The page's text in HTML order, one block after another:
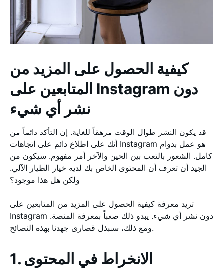
كيفية الحصول على المزيد من
المتابعين على Instagram دون
نشر أي شيء
قد يكون النشر طوال الوقت مرهقاً للغاية. إن التأكد دائماً من
أنك على اطلاع دائم على اتجاهات Instagram هو عمل بدوام
كامل. الشعور بالتعب بين الحين والآخر أمر مفهوم. سيكون من
الجيد أن تعرف أن المحتوى الخاص بك لديه خيار الطيار الآلي.
تريد معرفة كيفية الحصول على المزيد من المتابعين على
Instagram دون نشر أي شيء. يبدو ذلك صعباً بمعرفة المنصة.
ومع ذلك، سنبذل قصارى جهدنا بهذه النصائح.
1. الانخراط في المحتوى